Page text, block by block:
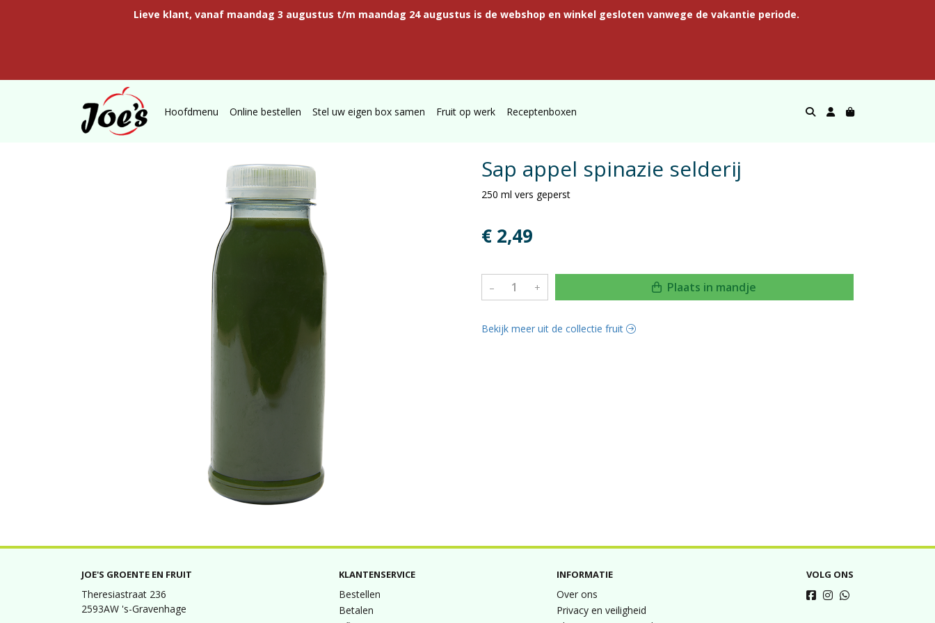
Lieve klant, vanaf maandag 3 augustus t/m maandag 24 augustus is de webshop en winkel gesloten vanwege de vakantie periode.
Hoofdmenu Online bestellen Stel uw eigen box samen Fruit op werk Receptenboxen
Sap appel spinazie selderij
250 ml vers geperst
€ 2,49
– + Plaats in mandje
Bekijk meer uit de collectie fruit
JOE'S GROENTE EN FRUIT
Theresiastraat 236
2593AW 's-Gravenhage
KLANTENSERVICE
Bestellen
Betalen
INFORMATIE
Over ons
Privacy en veiligheid
VOLG ONS